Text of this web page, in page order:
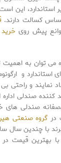
این است
کسالت دارند.
پیش روی
توان به اهمیت
استاندارد و
نمایند و راحتی
کننده صندلی
صندلی های
درگروه صنعتی
با چندین سال
بهترین قیمت